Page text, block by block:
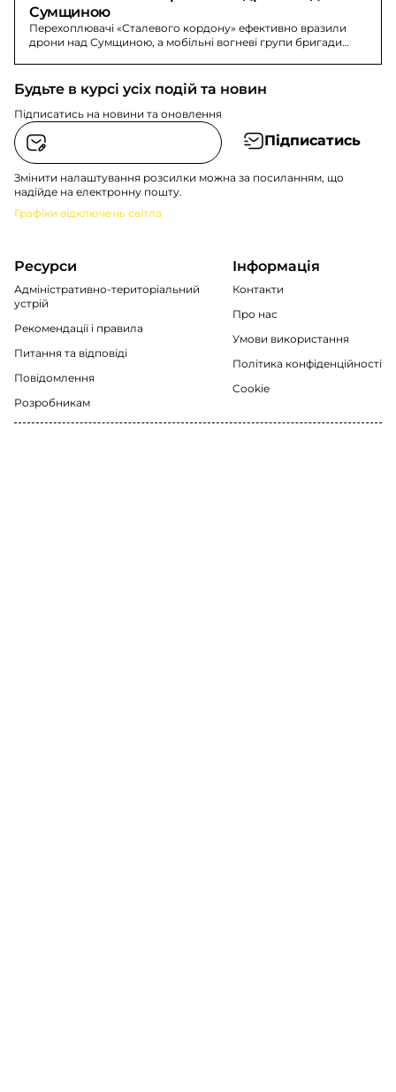
Сумщиною
Перехоплювачі «Сталевого кордону» ефективно вразили
дрони над Сумщиною, а мобільні вогневі групи бригади
Будьте в курсі усіх подій та новин
Підписатись на новини та оновлення
Підписатись
Змінити налаштування розсилки можна за посиланням, що
надійде на електронну пошту.
Графіки відключень світла
Ресурси
Адміністративно-територіальний
устрій
Рекомендації i правила
Питання та відповіді
Повідомлення
Розробникам
Інформація
Контакти
Про нас
Умови використання
Політика конфіденційності
Cookie